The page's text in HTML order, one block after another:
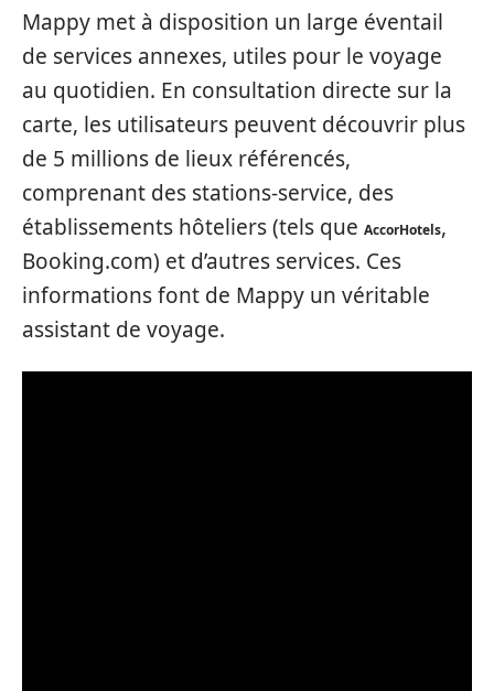
Mappy met à disposition un large éventail
de services annexes, utiles pour le voyage
au quotidien. En consultation directe sur la
carte, les utilisateurs peuvent découvrir plus
de 5 millions de lieux référencés,
comprenant des stations-service, des
établissements hôteliers (tels que AccorHotels,
Booking.com) et d’autres services. Ces
informations font de Mappy un véritable
assistant de voyage.